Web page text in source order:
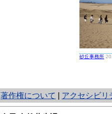
砂丘事務所
著作権について アクセシビリ